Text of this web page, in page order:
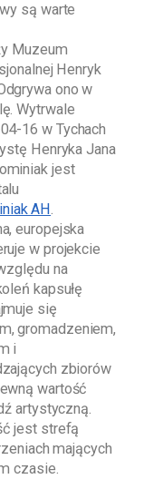
są warte
Muzeum
Henryk
ono w
Wytrwale
16 w Tychach
Henryka Jana
jest
AH.
europejska
w projekcie
na
kapsułę
się
gromadzeniem,
i
zbiorów
wartość
artystyczną.
jest strefą
mających
czasie.